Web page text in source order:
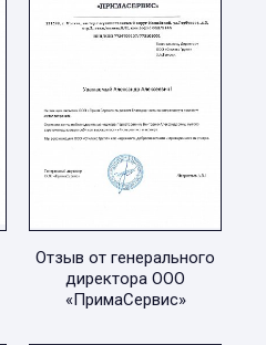
Отзыв от генерального
директора ООО
«ПримаСервис»